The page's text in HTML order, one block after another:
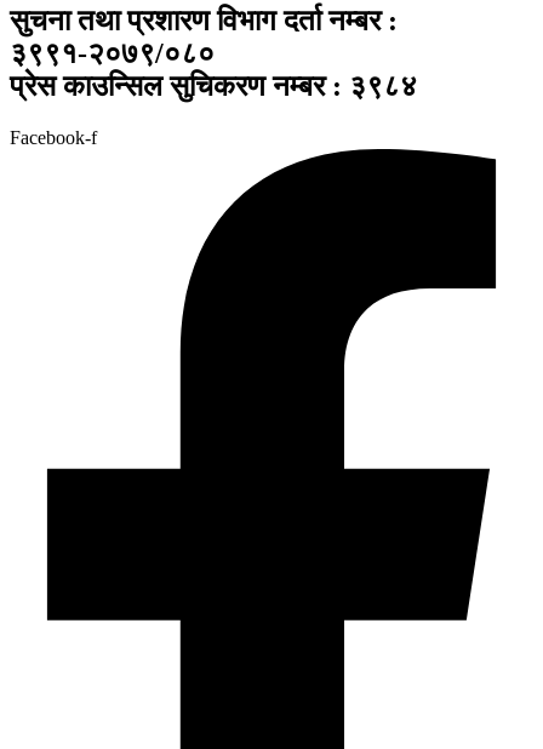
सुचना तथा प्रशारण विभाग दर्ता नम्बर :
३९९१-२०७९/०८०
प्रेस काउन्सिल सुचिकरण नम्बर : ३९८४
Facebook-f